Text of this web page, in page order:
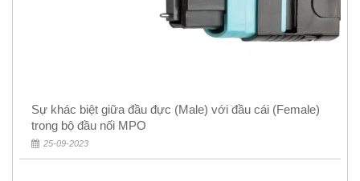
Sự khác biệt giữa đầu đực (Male) với đầu cái (Female)
trong bộ đầu nối MPO
25-09-2023